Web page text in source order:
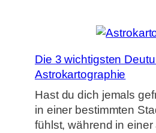
Die 3 wichtigsten
Astrokartographie
Hast du dich jemals
in einer bestimmten
fühlst, während in